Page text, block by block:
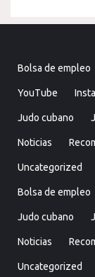
Bolsa de empleo
YouTube
Judo cubano
Noticias
Uncategorized
Bolsa de empleo
Judo cubano
Noticias
Uncategorized